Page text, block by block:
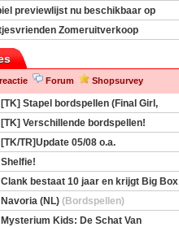
previewlijst nu beschikbaar op
Zomeruitverkoop
Forum Shopsurvey
[TK] Stapel bordspellen (Final Girl,
Zombicide Invader)
[TK] Verschillende bordspellen!
[TK/TR]Update 05/08 o.a.
Horizons, 20 Strong
Shelfie!
Clank bestaat 10 jaar en krijgt Big Box
Navoria (NL) (Bordspellen)
Mysterium Kids: De Schat Van